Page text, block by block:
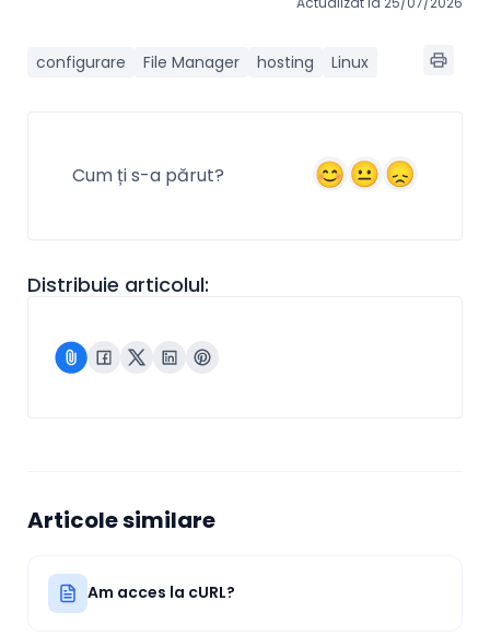
configurare File Manager hosting Linux
Cum ți s-a părut?
Distribuie articolul:
Articole similare
Am acces la cURL?